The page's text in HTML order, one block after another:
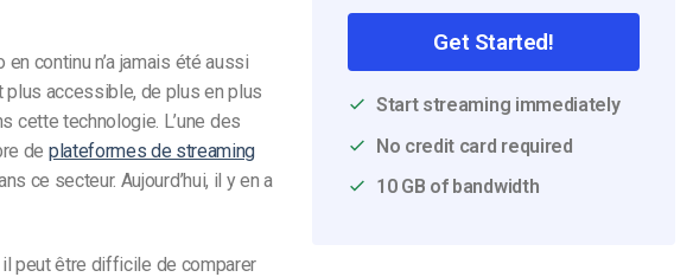
continu n’a jamais été aussi
accessible, de plus en plus
cette technologie. L’une des
de plateformes de streaming
ce secteur. Aujourd’hui, il y en a
il peut être difficile de comparer
Get Started!
Start streaming immediately
No credit card required
10 GB of bandwidth